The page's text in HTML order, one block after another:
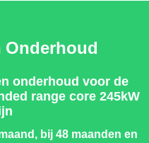
Onderhoud
onderhoud voor de
range core 245kW
bij 48 maanden en